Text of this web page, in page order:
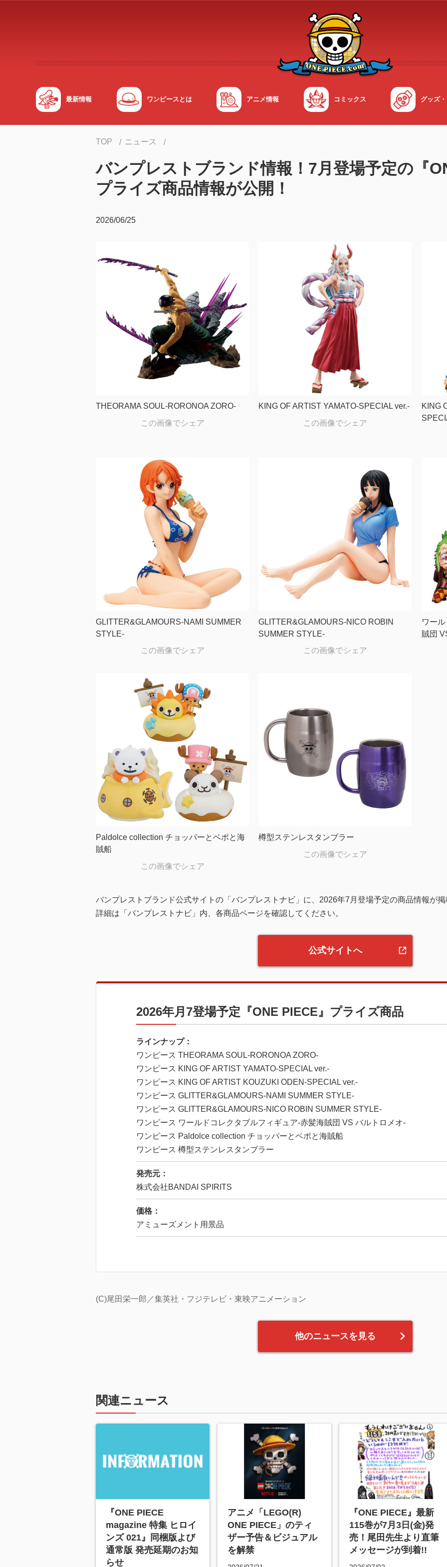
最新情報 ワンピースとは アニメ情報 コミックス グッズ
TOP ニュース
バンプレストブランド情報！7月登場予定の『
プライズ商品情報が公開！
2026/06/25
THEORAMA SOUL-RORONOA ZORO-
この画像でシェア
KING OF ARTIST YAMATO-SPECIAL ver.-
この画像でシェア
KING
GLITTER&GLAMOURS-NAMI SUMMER
STYLE-
この画像でシェア
GLITTER&GLAMOURS-NICO ROBIN
SUMMER STYLE-
この画像でシェア
ワー
賊団
Paldolce collection チョッパーとベポと海
賊船
この画像でシェア
樽型ステンレスタンブラー
この画像でシェア
バンプレストブランド公式サイトの「バンプレストナビ」に、2026年7月登場予定の商品情報が掲
詳細は「バンプレストナビ」内、各商品ページを確認してください。
公式サイトへ
2026年月7登場予定『ONE PIECE』プライズ商品
ラインナップ：
ワンピース THEORAMA SOUL-RORONOA ZORO-
ワンピース KING OF ARTIST YAMATO-SPECIAL ver.-
ワンピース KING OF ARTIST KOUZUKI ODEN-SPECIAL ver.-
ワンピース GLITTER&GLAMOURS-NAMI SUMMER STYLE-
ワンピース GLITTER&GLAMOURS-NICO ROBIN SUMMER STYLE-
ワンピース ワールドコレクタブルフィギュア-赤髪海賊団 VS バルトロメオ-
ワンピース Paldolce collection チョッパーとベポと海賊船
ワンピース 樽型ステンレスタンブラー
発売元：
株式会社BANDAI SPIRITS
価格：
アミューズメント用景品
(C)尾田栄一郎／集英社・フジテレビ・東映アニメーション
他のニュースを見る
関連ニュース
『ONE PIECE
magazine 特集 ヒロイ
ンズ 021』同梱版よび
通常版 発売延期のお知
らせ
アニメ「LEGO(R)
ONE PIECE」のティ
ザー予告＆ビジュアル
を解禁
『ONE PIECE』最新
115巻が7月3日(金)発
売！尾田先生より直筆
メッセージが到着!!